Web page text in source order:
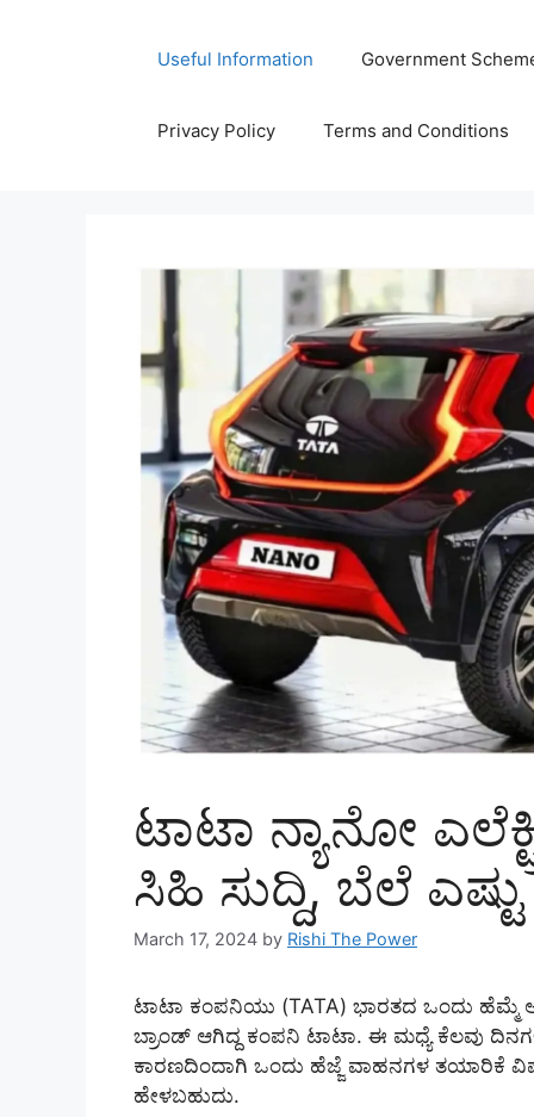
Useful Information Government
Privacy Policy Terms and Conditions
ಟಾಟಾ ನ್ಯಾನೋ
ಸಿಹಿ ಸುದ್ದಿ, ಬೆಲೆ ಎಷ್ಟು
March 17, 2024 by Rishi The Power
ಟಾಟಾ ಕಂಪನಿಯು (TATA) ಭಾರತದ ಒಂದು ಹೆಮ್ಮೆ
ಬ್ರಾಂಡ್ ಆಗಿದ್ದ ಕಂಪನಿ ಟಾಟಾ. ಈ ಮಧ್ಯೆ ಕೆಲವು
ಕಾರಣದಿಂದಾಗಿ ಒಂದು ಹೆಜ್ಜೆ ವಾಹನಗಳ ತಯಾರಿಕೆ
ಹೇಳಬಹುದು.